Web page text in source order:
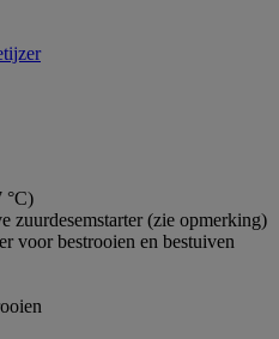
°C)
zuurdesemstarter (zie opmerking)
voor bestrooien en bestuiven